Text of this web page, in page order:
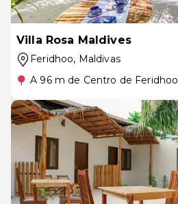
Villa Rosa Maldives
Feridhoo, Maldivas
A 96 m de Centro de Feridhoo